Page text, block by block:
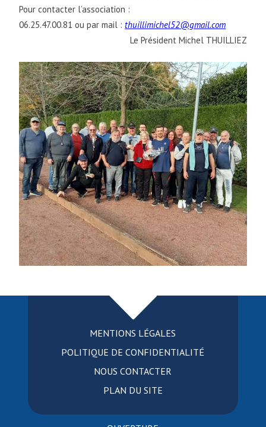
Pour contacter l’association :
06.25.47.00.81 ou par mail :thuillimichel52@gmail.com
Le Président Michel THUILLIEZ
MENTIONS LÉGALES
POLITIQUE DE CONFIDENTIALITÉ
NOUS CONTACTER
PLAN DU SITE